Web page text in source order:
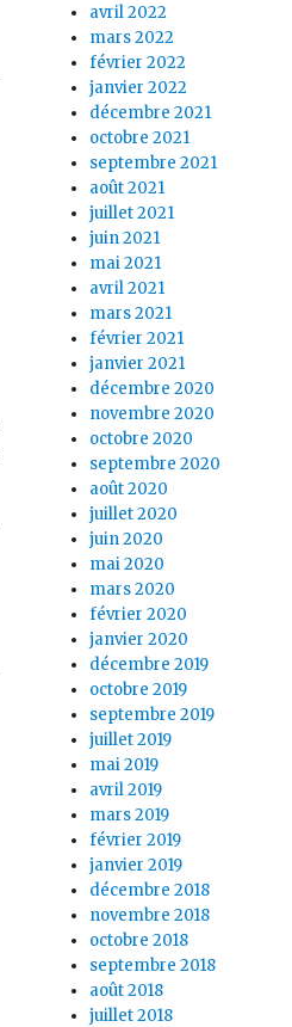
avril 2022
mars 2022
février 2022
janvier 2022
décembre 2021
octobre 2021
septembre 2021
août 2021
juillet 2021
juin 2021
mai 2021
avril 2021
mars 2021
février 2021
janvier 2021
décembre 2020
novembre 2020
octobre 2020
septembre 2020
août 2020
juillet 2020
juin 2020
mai 2020
mars 2020
février 2020
janvier 2020
décembre 2019
octobre 2019
septembre 2019
juillet 2019
mai 2019
avril 2019
mars 2019
février 2019
janvier 2019
décembre 2018
novembre 2018
octobre 2018
septembre 2018
août 2018
juillet 2018